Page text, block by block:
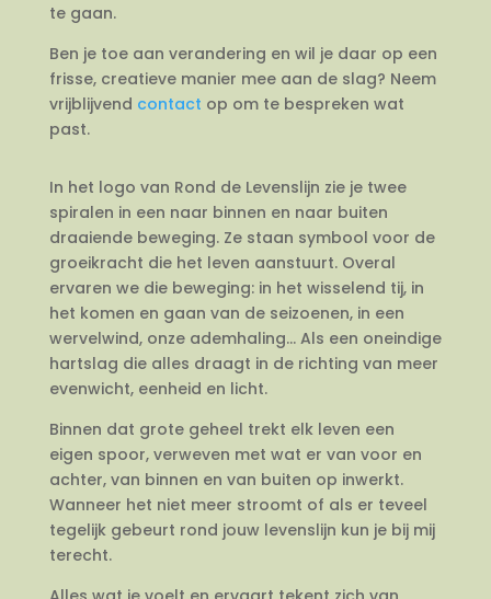
te gaan.
Ben je toe aan verandering en wil je daar op een
frisse, creatieve manier mee aan de slag? Neem
vrijblijvend contact op om te bespreken wat
past.
In het logo van Rond de Levenslijn zie je twee
spiralen in een naar binnen en naar buiten
draaiende beweging. Ze staan symbool voor de
groeikracht die het leven aanstuurt. Overal
ervaren we die beweging: in het wisselend tij, in
het komen en gaan van de seizoenen, in een
wervelwind, onze ademhaling… Als een oneindige
hartslag die alles draagt in de richting van meer
evenwicht, eenheid en licht.
Binnen dat grote geheel trekt elk leven een
eigen spoor, verweven met wat er van voor en
achter, van binnen en van buiten op inwerkt.
Wanneer het niet meer stroomt of als er teveel
tegelijk gebeurt rond jouw levenslijn kun je bij mij
terecht.